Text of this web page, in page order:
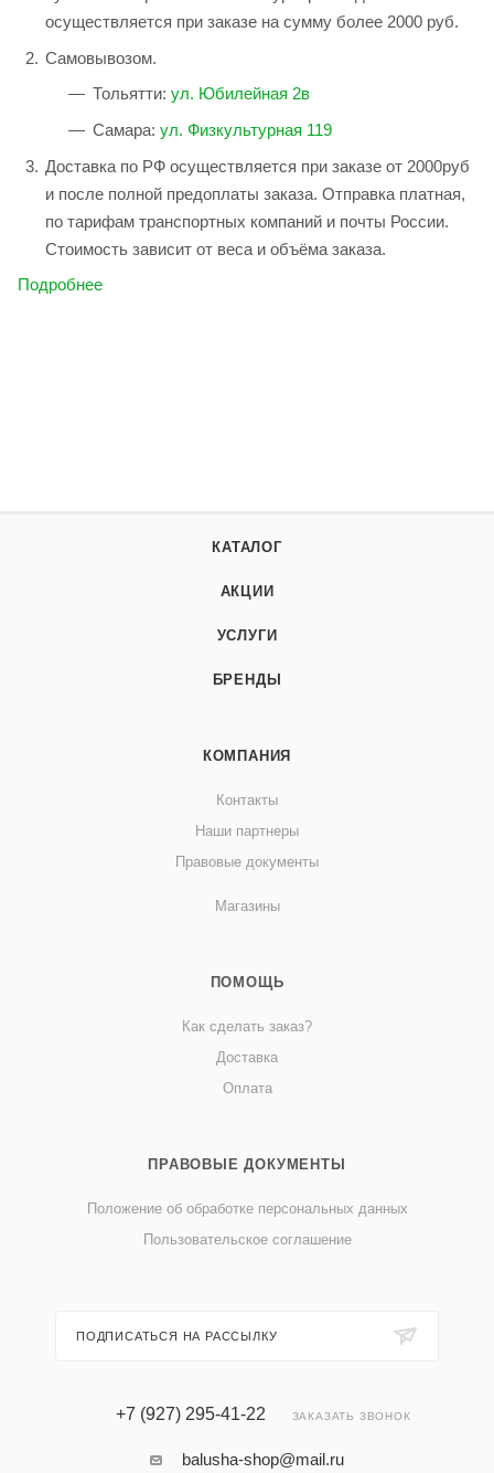
осуществляется при заказе на сумму более 2000 руб.
Самовывозом.
Тольятти: ул. Юбилейная 2в
Самара: ул. Физкультурная 119
Доставка по РФ осуществляется при заказе от 2000руб
и после полной предоплаты заказа. Отправка платная,
по тарифам транспортных компаний и почты России.
Стоимость зависит от веса и объёма заказа.
Подробнее
КАТАЛОГ
АКЦИИ
УСЛУГИ
БРЕНДЫ
КОМПАНИЯ
Контакты
Наши партнеры
Правовые документы
Магазины
ПОМОЩЬ
Как сделать заказ?
Доставка
Оплата
ПРАВОВЫЕ ДОКУМЕНТЫ
Положение об обработке персональных данных
Пользовательское соглашение
ПОДПИСАТЬСЯ НА РАССЫЛКУ
+7 (927) 295-41-22 ЗАКАЗАТЬ ЗВОНОК
balusha-shop@mail.ru